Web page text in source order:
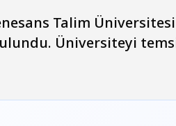
Talim
Üniversiteyi